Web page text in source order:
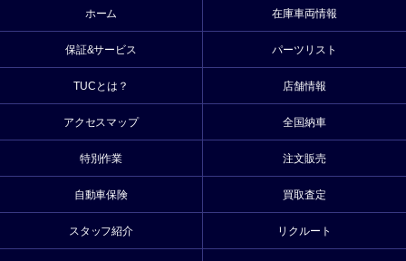
ホーム 在庫車両情報
保証&サービス パーツリスト
TUCとは？ 店舗情報
アクセスマップ 全国納車
特別作業 注文販売
自動車保険 買取査定
スタッフ紹介 リクルート